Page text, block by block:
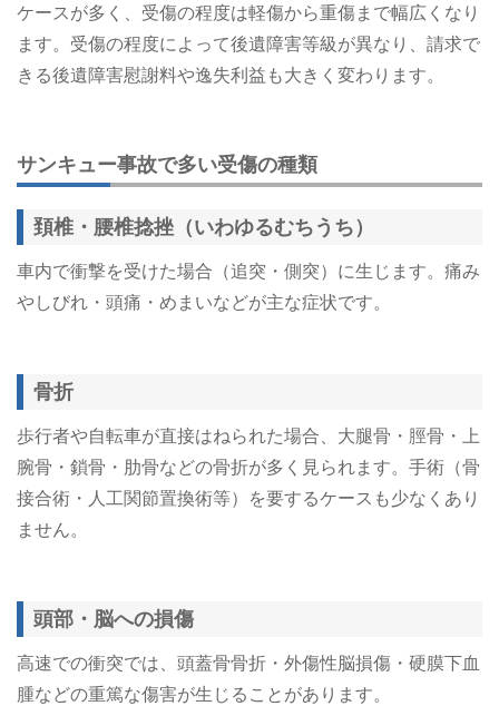
ケースが多く、受傷の程度は軽傷から重傷まで幅広くなり
ます。受傷の程度によって後遺障害等級が異なり、請求で
きる後遺障害慰謝料や逸失利益も大きく変わります。
サンキュー事故で多い受傷の種類
頚椎・腰椎捻挫（いわゆるむちうち）
車内で衝撃を受けた場合（追突・側突）に生じます。痛み
やしびれ・頭痛・めまいなどが主な症状です。
骨折
歩行者や自転車が直接はねられた場合、大腿骨・脛骨・上
腕骨・鎖骨・肋骨などの骨折が多く見られます。手術（骨
接合術・人工関節置換術等）を要するケースも少なくあり
ません。
頭部・脳への損傷
高速での衝突では、頭蓋骨骨折・外傷性脳損傷・硬膜下血
腫などの重篤な傷害が生じることがあります。